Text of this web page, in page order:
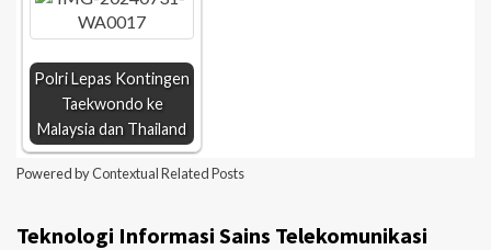
Polri Lepas Kontingen
Taekwondo ke
Malaysia dan Thailand
Powered byContextual Related Posts
Teknologi Informasi Sains Telekomunikasi